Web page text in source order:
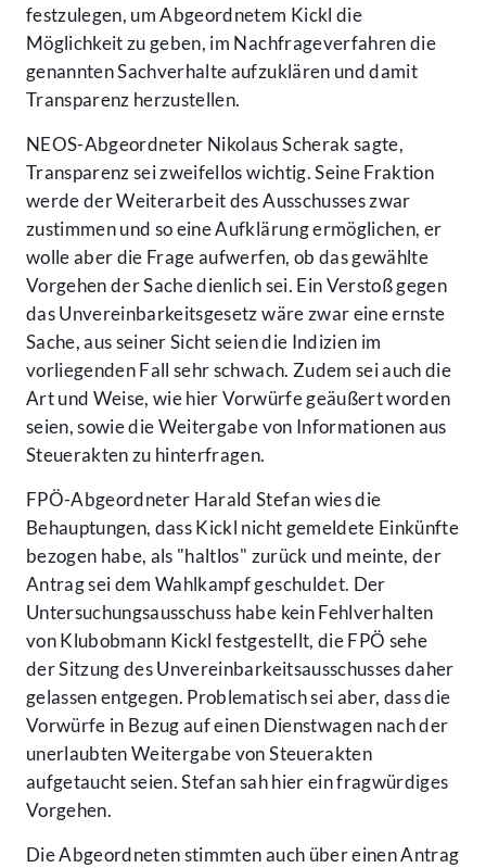
festzulegen, um Abgeordnetem Kickl die
Möglichkeit zu geben, im Nachfrageverfahren die
genannten Sachverhalte aufzuklären und damit
Transparenz herzustellen.
NEOS-Abgeordneter Nikolaus Scherak sagte,
Transparenz sei zweifellos wichtig. Seine Fraktion
werde der Weiterarbeit des Ausschusses zwar
zustimmen und so eine Aufklärung ermöglichen, er
wolle aber die Frage aufwerfen, ob das gewählte
Vorgehen der Sache dienlich sei. Ein Verstoß gegen
das Unvereinbarkeitsgesetz wäre zwar eine ernste
Sache, aus seiner Sicht seien die Indizien im
vorliegenden Fall sehr schwach. Zudem sei auch die
Art und Weise, wie hier Vorwürfe geäußert worden
seien, sowie die Weitergabe von Informationen aus
Steuerakten zu hinterfragen.
FPÖ-Abgeordneter Harald Stefan wies die
Behauptungen, dass Kickl nicht gemeldete Einkünfte
bezogen habe, als "haltlos" zurück und meinte, der
Antrag sei dem Wahlkampf geschuldet. Der
Untersuchungsausschuss habe kein Fehlverhalten
von Klubobmann Kickl festgestellt, die FPÖ sehe
der Sitzung des Unvereinbarkeitsausschusses daher
gelassen entgegen. Problematisch sei aber, dass die
Vorwürfe in Bezug auf einen Dienstwagen nach der
unerlaubten Weitergabe von Steuerakten
aufgetaucht seien. Stefan sah hier ein fragwürdiges
Vorgehen.
Die Abgeordneten stimmten auch über einen Antrag